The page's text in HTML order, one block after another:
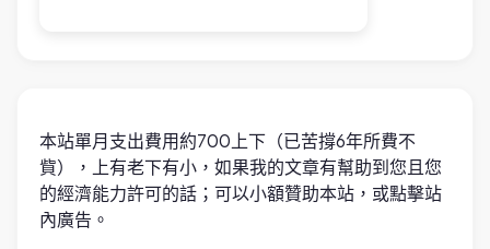
本站單月支出費用約700上下（已苦撐6年所費不
貲），上有老下有小，如果我的文章有幫助到您且您
的經濟能力許可的話；可以小額贊助本站，或點擊站
內廣告。